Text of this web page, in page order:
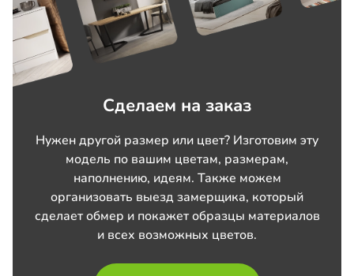
Сделаем на заказ
Нужен другой размер или цвет? Изготовим эту
модель по вашим цветам, размерам,
наполнению, идеям. Также можем
организовать выезд замерщика, который
сделает обмер и покажет образцы материалов
и всех возможных цветов.